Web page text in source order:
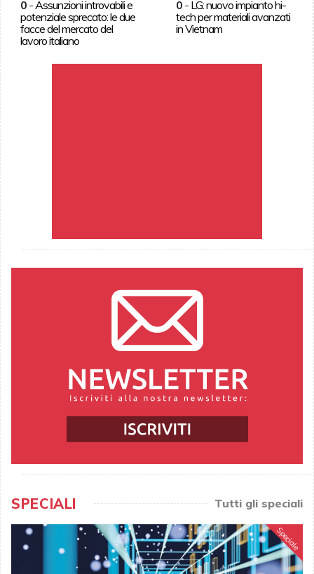
0- Assunzioni introvabili e
potenziale sprecato: le due
facce del mercato del
lavoro italiano
0 - LG: nuovo impianto hi-
tech per materiali avanzati
in Vietnam
SPECIALI Tutti gli speciali
Speciale